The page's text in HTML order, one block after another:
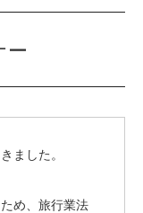
ー
ました。
め、旅行業法